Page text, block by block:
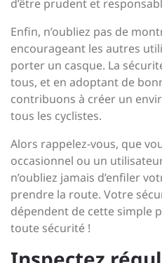
d’être prudent et
Enfin, n’oubliez pas de
encourageant les autres
porter un casque. La
tous, et en adoptant de
contribuons à créer un
tous les cyclistes.
Alors rappelez-vous, que
occasionnel ou un
n’oubliez jamais d’enfiler
prendre la route. Votre
dépendent de cette simple
toute sécurité !